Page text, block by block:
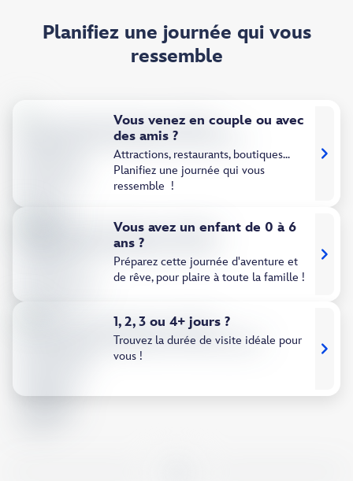
Planifiez une journée qui vous
ressemble
Vous venez en couple ou avec
des amis ?
Attractions, restaurants, boutiques...
Planifiez une journée qui vous
ressemble !
Vous avez un enfant de 0 à 6
ans ?
Préparez cette journée d'aventure et
de rêve, pour plaire à toute la famille !
1, 2, 3 ou 4+ jours ?
Trouvez la durée de visite idéale pour
vous !